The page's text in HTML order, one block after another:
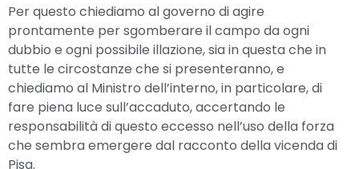
Per questo chiediamo al governo di agire
prontamente per sgomberare il campo da ogni
dubbio e ogni possibile illazione, sia in questa che in
tutte le circostanze che si presenteranno, e
chiediamo al Ministro dell’interno, in particolare, di
fare piena luce sull’accaduto, accertando le
responsabilità di questo eccesso nell’uso della forza
che sembra emergere dal racconto della vicenda di
Pisa.